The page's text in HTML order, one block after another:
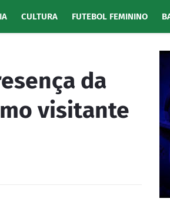
CULTURA FUTEBOL FEMININO
da
visitante